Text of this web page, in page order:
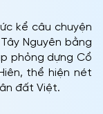
kể câu chuyện
Nguyên bằng
phỏng dựng Cổ
thể hiện nét
đất Việt.